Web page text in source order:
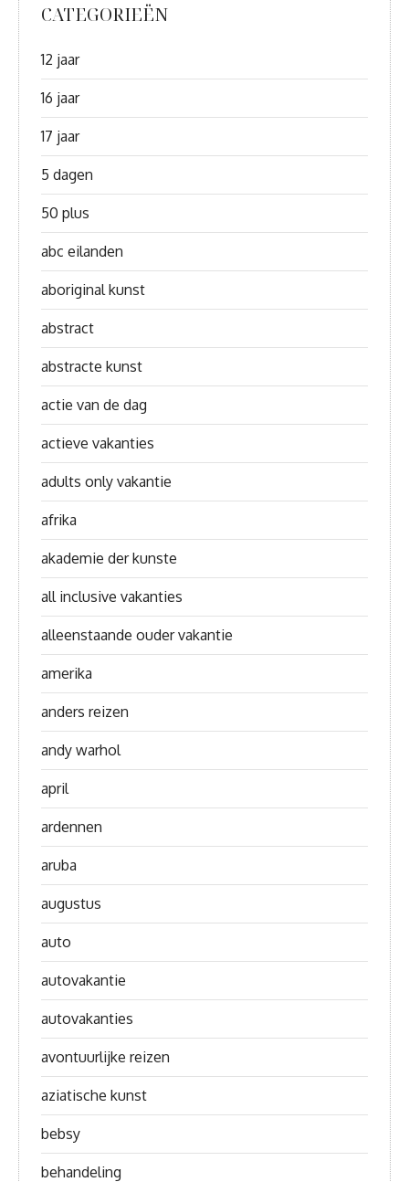
CATEGORIEËN
12 jaar
16 jaar
17 jaar
5 dagen
50 plus
abc eilanden
aboriginal kunst
abstract
abstracte kunst
actie van de dag
actieve vakanties
adults only vakantie
afrika
akademie der kunste
all inclusive vakanties
alleenstaande ouder vakantie
amerika
anders reizen
andy warhol
april
ardennen
aruba
augustus
auto
autovakantie
autovakanties
avontuurlijke reizen
aziatische kunst
bebsy
behandeling